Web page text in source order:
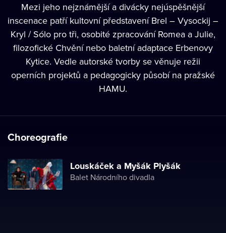
Mezi jeho nejznámější a divácky nejúspěšnější
inscenace patří kultovní představení Brel – Vysockij –
Kryl / Sólo pro tři, osobité zpracování Romea a Julie,
filozofické Chvění nebo baletní adaptace Erbenovy
Kytice. Vedle autorské tvorby se věnuje režii
operních projektů a pedagogicky působí na pražské
HAMU.
Choreografie
Louskáček a Myšák Plyšák
Balet Národního divadla